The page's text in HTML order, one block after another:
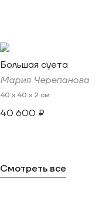
Большая суета
Мария Черепанова
40 x 40 x 2 см
40 600 ₽
Смотреть все